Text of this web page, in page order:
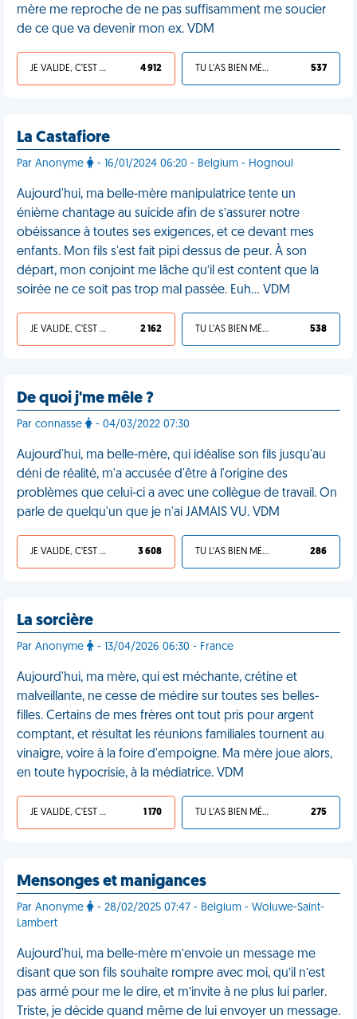
mère me reproche de ne pas suffisamment me soucier
de ce que va devenir mon ex. VDM
JE VALIDE, C'EST UNE VDM 4 912 TU L'AS BIEN MÉRITÉ 537
La Castafiore
Par Anonyme - 16/01/2024 06:20 - Belgium - Hognoul
Aujourd'hui, ma belle-mère manipulatrice tente un
énième chantage au suicide afin de s’assurer notre
obéissance à toutes ses exigences, et ce devant mes
enfants. Mon fils s'est fait pipi dessus de peur. À son
départ, mon conjoint me lâche qu’il est content que la
soirée ne ce soit pas trop mal passée. Euh… VDM
JE VALIDE, C'EST UNE VDM 2 162 TU L'AS BIEN MÉRITÉ 538
De quoi j'me mêle ?
Par connasse - 04/03/2022 07:30
Aujourd'hui, ma belle-mère, qui idéalise son fils jusqu'au
déni de réalité, m'a accusée d'être à l'origine des
problèmes que celui-ci a avec une collègue de travail. On
parle de quelqu'un que je n'ai JAMAIS VU. VDM
JE VALIDE, C'EST UNE VDM 3 608 TU L'AS BIEN MÉRITÉ 286
La sorcière
Par Anonyme - 13/04/2026 06:30 - France
Aujourd'hui, ma mère, qui est méchante, crétine et
malveillante, ne cesse de médire sur toutes ses belles-
filles. Certains de mes frères ont tout pris pour argent
comptant, et résultat les réunions familiales tournent au
vinaigre, voire à la foire d'empoigne. Ma mère joue alors,
en toute hypocrisie, à la médiatrice. VDM
JE VALIDE, C'EST UNE VDM 1 170 TU L'AS BIEN MÉRITÉ 275
Mensonges et manigances
Par Anonyme
- 28/02/2025 07:47 - Belgium - Woluwe-Saint-
Lambert
Aujourd'hui, ma belle-mère m’envoie un message me
disant que son fils souhaite rompre avec moi, qu’il n’est
pas armé pour me le dire, et m’invite à ne plus lui parler.
Triste, je décide quand même de lui envoyer un message.